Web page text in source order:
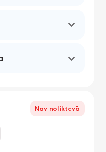
Nav noliktavā